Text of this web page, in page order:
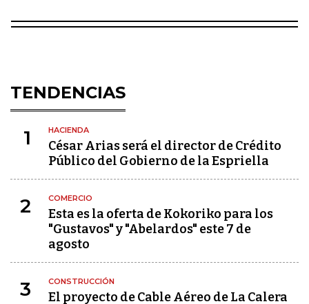
TENDENCIAS
1 HACIENDA
César Arias será el director de Crédito
Público del Gobierno de la Espriella
2 COMERCIO
Esta es la oferta de Kokoriko para los
"Gustavos" y "Abelardos" este 7 de
agosto
3 CONSTRUCCIÓN
El proyecto de Cable Aéreo de La Calera